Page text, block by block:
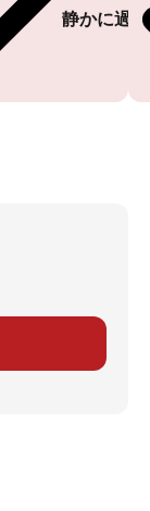
静かに過